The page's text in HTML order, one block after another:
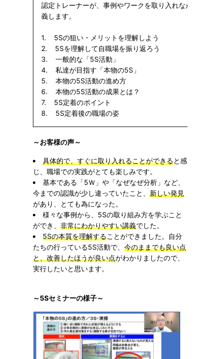
認定トレーナーが、事例やワークを取り入れながら、わ
義します。
1. 5Sの狙い・メリットを理解しよう
2. 5Sを理解して自職場を振り返ろう
3. 一般的な「5S活動」
4. 私達が目指す「本物の5S」
5. 本物の5S活動の進め方
6. 本物の5S活動の成果とは？
7. 5S定着のポイント
8. 5S定着後の職場の姿
～お客様の声～
具体的で、すぐに取り入れることができると感
じ、職場での実践がとても楽しみです。
基本である「5Ｗ」や「なぜなぜ分析」など、
今までの認識が少し違っていたこと、 新しい発見
があり、とても為になった。
様々な事例から、5Sの取り組み方を学ぶこと
ができ、 非常にわかりやすい講義でした。
5Sの本質を理解することができました。自分
たちの行っている5S活動で、 今のままでも良い点
と、改善したほうが良い点がわかりましたので、
実行したいと思います。
～5Sセミナーの様子～